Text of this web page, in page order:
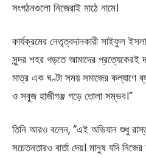
সংগঠনগুলো নিজেরাই মাঠে নামে।
কার্যক্রমের নেতৃত্বদানকারী সাইফুল
সুন্দর শহর গড়তে আমাদের প্রত্যেকেরই
মাত্র এক ঘণ্টা সময় সমাজের কল্যাণে
ও সবুজ হাজীগঞ্জ গড়ে তোলা সম্ভব।”
তিনি আরও বলেন, “এই অভিযান শুধু
সচেতনতারও বার্তা দেয়। মানুষ যদি